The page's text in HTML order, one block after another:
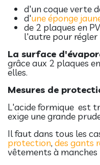
d'un coque verte
d'une éponge
de 2 plaques en
l'autre pour régler
La surface
grâce aux 2 plaques
elles.
Mesures de
L'acide formique est
exige une grande
Il faut dans tous les
protection, des gants
vêtements à manches